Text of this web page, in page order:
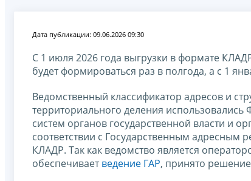
Дата публикации: 09.06.2026 09:30
С 1 июля 2026 года выгрузки в формате
будет формироваться раз в полгода, а с 1
Ведомственный классификатор адресов и
территориального деления
систем органов государственной власти и
соответствии с Государственным
КЛАДР. Так как ведомство является
обеспечиваетведение ГАР, принято